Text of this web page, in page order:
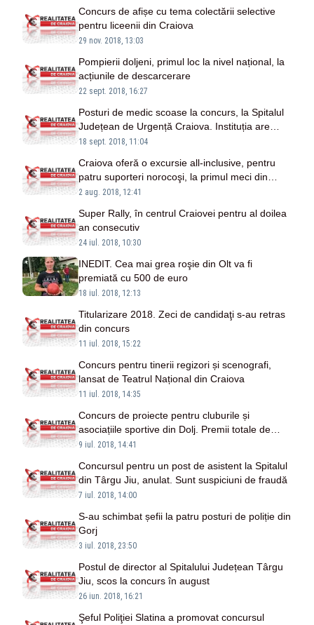
Concurs de afișe cu tema colectării selective
pentru liceenii din Craiova
29 nov. 2018, 13:03
Pompierii doljeni, primul loc la nivel național, la
acțiunile de descarcerare
22 sept. 2018, 16:27
Posturi de medic scoase la concurs, la Spitalul
Județean de Urgență Craiova. Instituția are
nevoie de chirurgi și reumatologi
18 sept. 2018, 11:04
Craiova oferă o excursie all-inclusive, pentru
patru suporteri norocoşi, la primul meci din
UEFA Europa League
2 aug. 2018, 12:41
Super Rally, în centrul Craiovei pentru al doilea
an consecutiv
24 iul. 2018, 10:30
INEDIT. Cea mai grea roşie din Olt va fi
premiată cu 500 de euro
18 iul. 2018, 12:13
Titularizare 2018. Zeci de candidaţi s-au retras
din concurs
11 iul. 2018, 15:22
Concurs pentru tinerii regizori și scenografi,
lansat de Teatrul Național din Craiova
11 iul. 2018, 14:35
Concurs de proiecte pentru cluburile și
asociațiile sportive din Dolj. Premii totale de
peste 60.000 de lei
9 iul. 2018, 14:41
Concursul pentru un post de asistent la Spitalul
din Târgu Jiu, anulat. Sunt suspiciuni de fraudă
7 iul. 2018, 14:00
S-au schimbat șefii la patru posturi de poliție din
Gorj
3 iul. 2018, 23:50
Postul de director al Spitalului Județean Târgu
Jiu, scos la concurs în august
26 iun. 2018, 16:21
Şeful Poliţiei Slatina a promovat concursul